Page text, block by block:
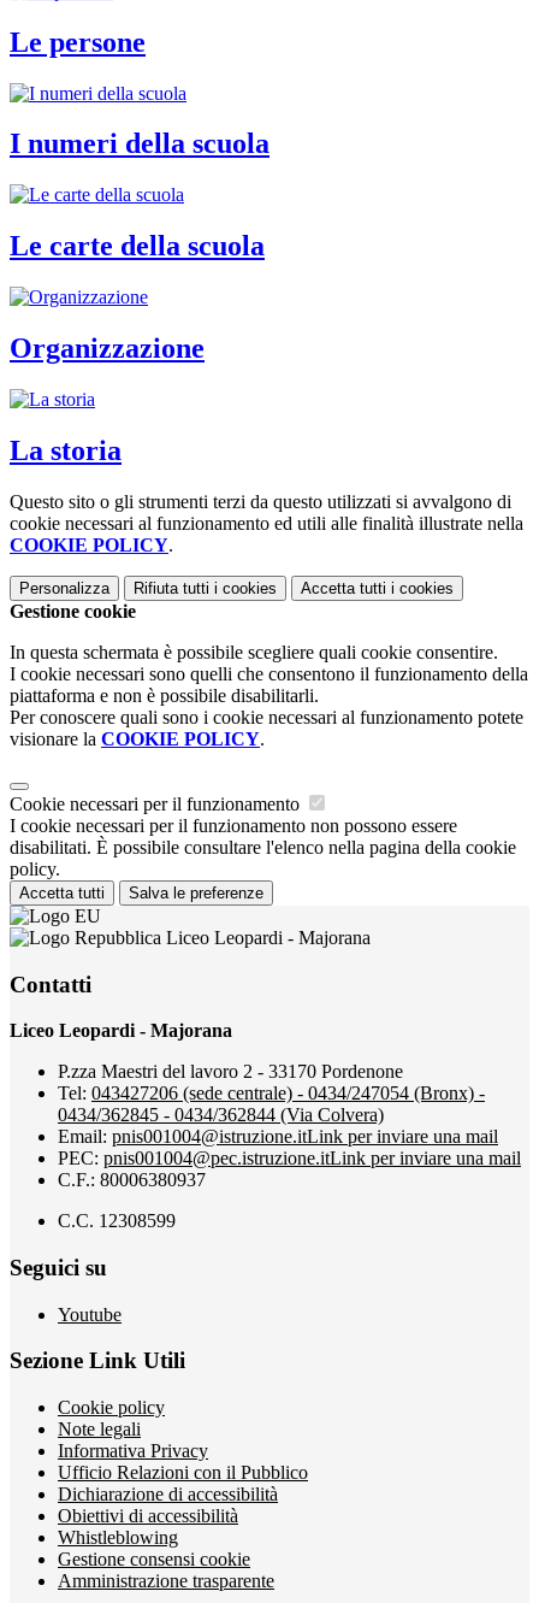
Le persone
I numeri della scuola
Le carte della scuola
Organizzazione
La storia
Questo sito o gli strumenti terzi da questo utilizzati si avvalgono di
cookie necessari al funzionamento ed utili alle finalità illustrate nella
COOKIE POLICY.
Personalizza Rifiuta tutti i cookies Accetta tutti i cookies
Gestione cookie
In questa schermata è possibile scegliere quali cookie consentire.
I cookie necessari sono quelli che consentono il funzionamento della
piattaforma e non è possibile disabilitarli.
Per conoscere quali sono i cookie necessari al funzionamento potete
visionare la COOKIE POLICY.
Cookie necessari per il funzionamento
I cookie necessari per il funzionamento non possono essere
disabilitati. È possibile consultare l'elenco nella pagina della cookie
policy.
Accetta tutti Salva le preferenze
Liceo Leopardi - Majorana
Contatti
Liceo Leopardi - Majorana
P.zza Maestri del lavoro 2 - 33170 Pordenone
Tel: 043427206 (sede centrale) - 0434/247054 (Bronx) -
0434/362845 - 0434/362844 (Via Colvera)
Email: pnis001004@istruzione.itLink per inviare una mail
PEC: pnis001004@pec.istruzione.itLink per inviare una mail
C.F.: 80006380937
C.C. 12308599
Seguici su
Youtube
Sezione Link Utili
Cookie policy
Note legali
Informativa Privacy
Ufficio Relazioni con il Pubblico
Dichiarazione di accessibilità
Obiettivi di accessibilità
Whistleblowing
Gestione consensi cookie
Amministrazione trasparente